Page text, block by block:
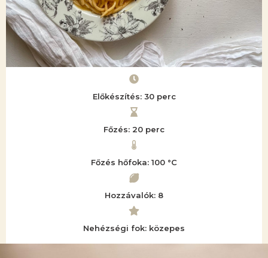
Előkészítés: 30 perc
Főzés: 20 perc
Főzés hőfoka: 100 °C
Hozzávalók: 8
Nehézségi fok: közepes